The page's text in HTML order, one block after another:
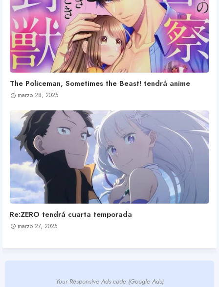
The Policeman, Sometimes the Beast! tendrá anime
marzo 28, 2025
Re:ZERO tendrá cuarta temporada
marzo 27, 2025
Your Responsive Ads code (Google Ads)